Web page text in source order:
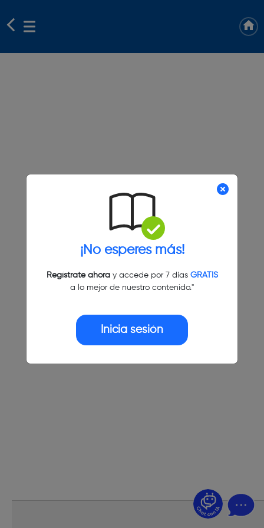
¡No esperes más!
Regístrate ahoray accede por 7 días GRATIS
a lo mejor de nuestro contenido."
Inicia sesión